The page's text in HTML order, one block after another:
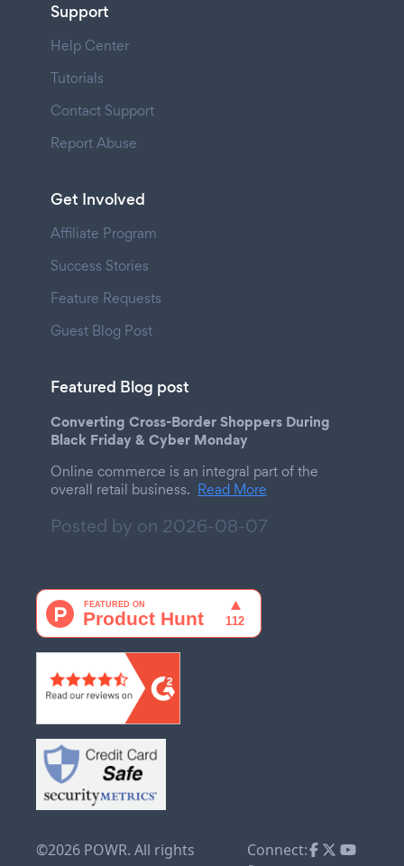
Support
Help Center
Tutorials
Contact Support
Report Abuse
Get Involved
Affiliate Program
Success Stories
Feature Requests
Guest Blog Post
Featured Blog post
Converting Cross-Border Shoppers During
Black Friday & Cyber Monday
Online commerce is an integral part of the
overall retail business. Read More
Posted by on 2026-08-07
©2026 POWR. All rights
Connect: